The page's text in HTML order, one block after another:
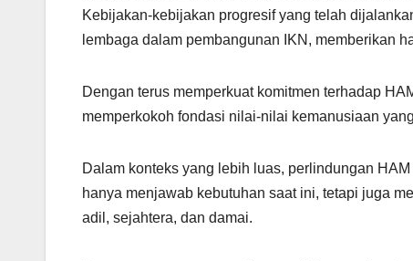
Kebijakan-kebijakan progresif yang telah
lembaga dalam pembangunan IKN, memberikan
Dengan terus memperkuat komitmen terhadap
memperkokoh fondasi nilai-nilai kemanusiaan
Dalam konteks yang lebih luas, perlindungan
hanya menjawab kebutuhan saat ini, tetapi juga
adil, sejahtera, dan damai.